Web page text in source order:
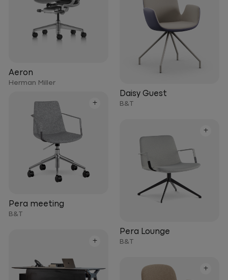
Aeron
Herman Miller
Daisy Guest
B&T
+
Pera meeting
B&T
+
Pera Lounge
B&T
+
+